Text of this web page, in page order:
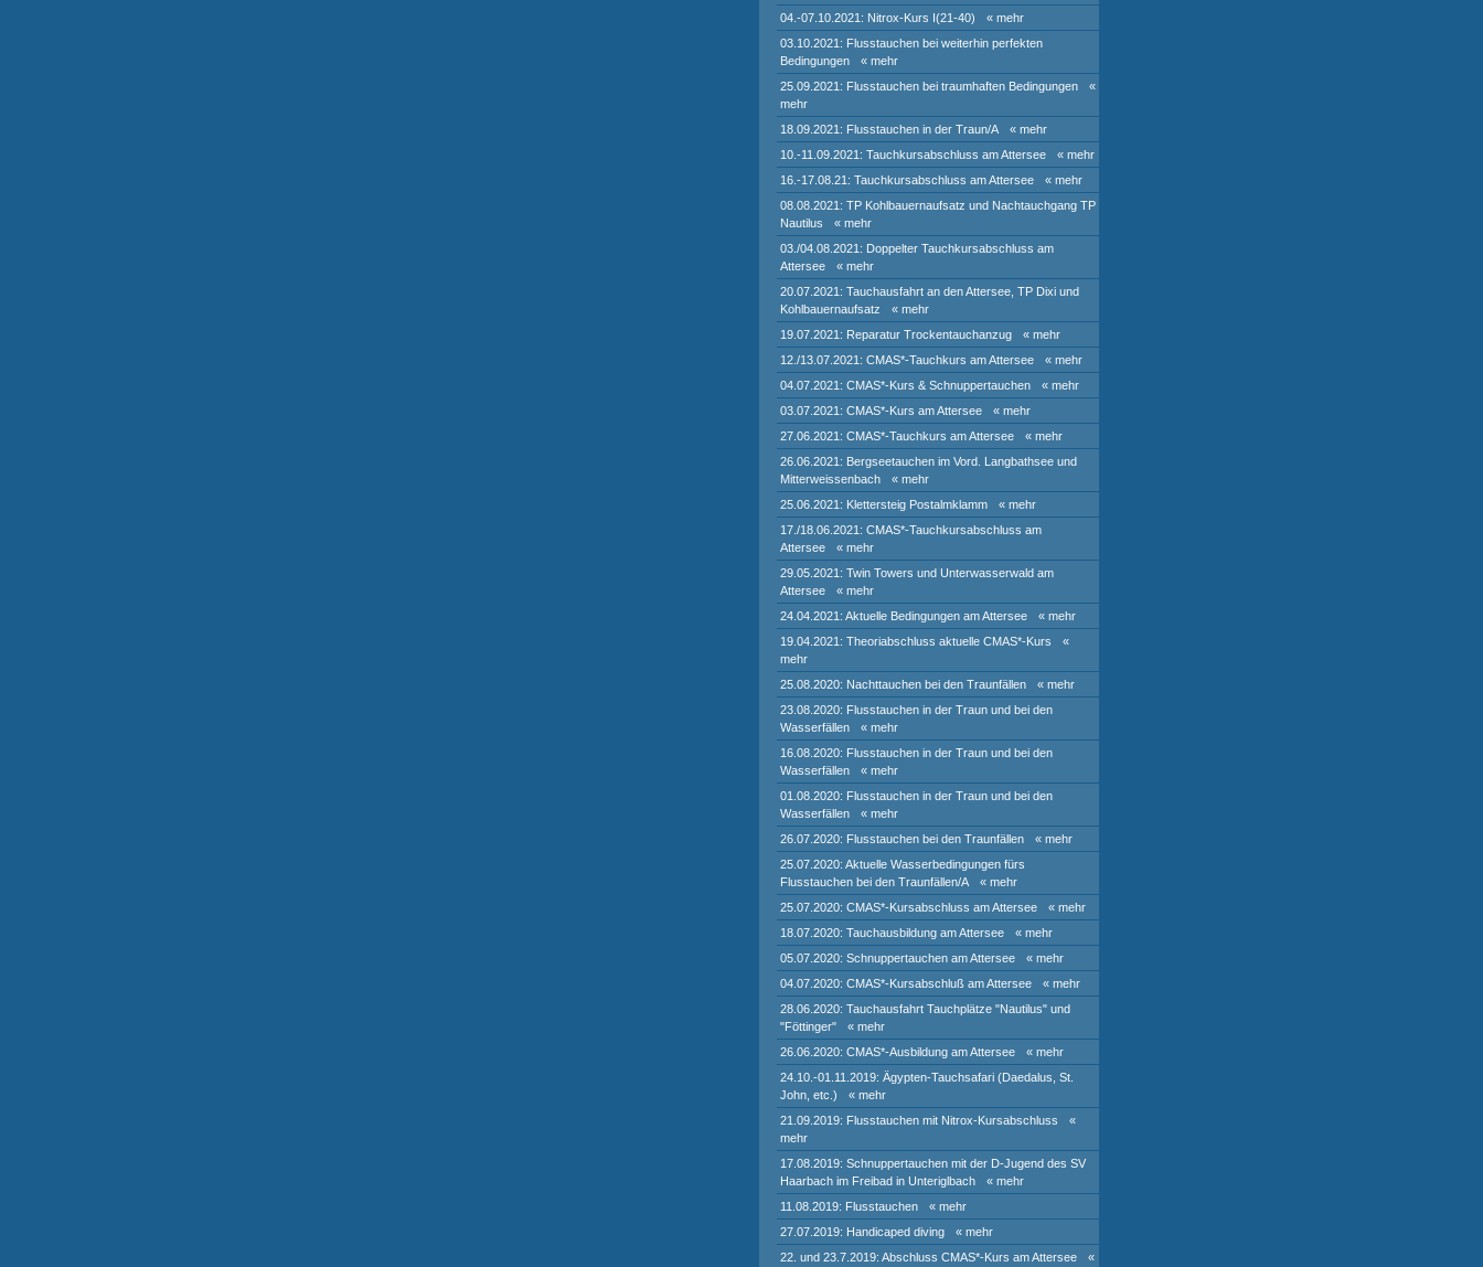
04.-07.10.2021: Nitrox-Kurs I(21-40)
« mehr
03.10.2021: Flusstauchen bei weiterhin perfekten
Bedingungen
« mehr
25.09.2021: Flusstauchen bei traumhaften Bedingungen
«
mehr
18.09.2021: Flusstauchen in der Traun/A
« mehr
10.-11.09.2021: Tauchkursabschluss am Attersee
« mehr
16.-17.08.21: Tauchkursabschluss am Attersee
« mehr
08.08.2021: TP Kohlbauernaufsatz und Nachtauchgang TP
Nautilus
« mehr
03./04.08.2021: Doppelter Tauchkursabschluss am
Attersee
« mehr
20.07.2021: Tauchausfahrt an den Attersee, TP Dixi und
Kohlbauernaufsatz
« mehr
19.07.2021: Reparatur Trockentauchanzug
« mehr
12./13.07.2021: CMAS*-Tauchkurs am Attersee
« mehr
04.07.2021: CMAS*-Kurs & Schnuppertauchen
« mehr
03.07.2021: CMAS*-Kurs am Attersee
« mehr
27.06.2021: CMAS*-Tauchkurs am Attersee
« mehr
26.06.2021: Bergseetauchen im Vord. Langbathsee und
Mitterweissenbach
« mehr
25.06.2021: Klettersteig Postalmklamm
« mehr
17./18.06.2021: CMAS*-Tauchkursabschluss am
Attersee
« mehr
29.05.2021: Twin Towers und Unterwasserwald am
Attersee
« mehr
24.04.2021: Aktuelle Bedingungen am Attersee
« mehr
19.04.2021: Theoriabschluss aktuelle CMAS*-Kurs
«
mehr
25.08.2020: Nachttauchen bei den Traunfällen
« mehr
23.08.2020: Flusstauchen in der Traun und bei den
Wasserfällen
« mehr
16.08.2020: Flusstauchen in der Traun und bei den
Wasserfällen
« mehr
01.08.2020: Flusstauchen in der Traun und bei den
Wasserfällen
« mehr
26.07.2020: Flusstauchen bei den Traunfällen
« mehr
25.07.2020: Aktuelle Wasserbedingungen fürs
Flusstauchen bei den Traunfällen/A
« mehr
25.07.2020: CMAS*-Kursabschluss am Attersee
« mehr
18.07.2020: Tauchausbildung am Attersee
« mehr
05.07.2020: Schnuppertauchen am Attersee
« mehr
04.07.2020: CMAS*-Kursabschluß am Attersee
« mehr
28.06.2020: Tauchausfahrt Tauchplätze "Nautilus" und
"Föttinger"
« mehr
26.06.2020: CMAS*-Ausbildung am Attersee
« mehr
24.10.-01.11.2019: Ägypten-Tauchsafari (Daedalus, St.
John, etc.)
« mehr
21.09.2019: Flusstauchen mit Nitrox-Kursabschluss
«
mehr
17.08.2019: Schnuppertauchen mit der D-Jugend des SV
Haarbach im Freibad in Unteriglbach
« mehr
11.08.2019: Flusstauchen
« mehr
27.07.2019: Handicaped diving
« mehr
22. und 23.7.2019: Abschluss CMAS*-Kurs am Attersee
«